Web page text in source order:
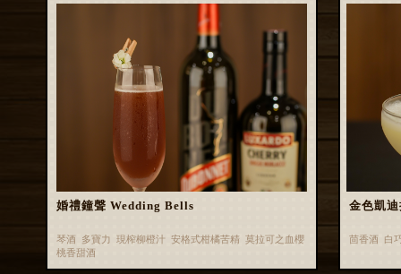
婚禮鐘聲 Wedding Bells
琴酒 多寶力 現榨柳橙汁 安格式柑橘苦精 莫拉可之血櫻
桃香甜酒
金色凱
茴香酒 白